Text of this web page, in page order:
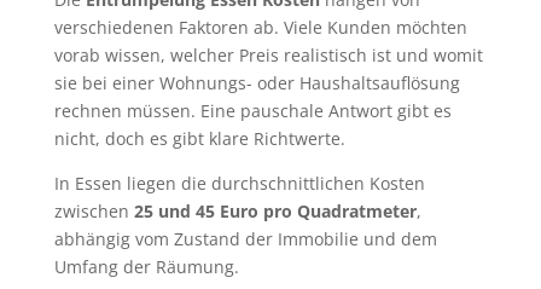
verschiedenen Faktoren ab. Viele Kunden möchten
vorab wissen, welcher Preis realistisch ist und womit
sie bei einer Wohnungs- oder Haushaltsauflösung
rechnen müssen. Eine pauschale Antwort gibt es
nicht, doch es gibt klare Richtwerte.
In Essen liegen die durchschnittlichen Kosten
zwischen 25 und 45 Euro pro Quadratmeter,
abhängig vom Zustand der Immobilie und dem
Umfang der Räumung.